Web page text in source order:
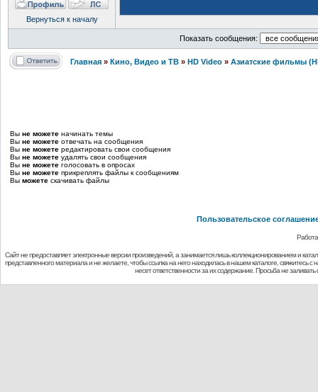
Вернуться к началу
Показать сообщения:
Главная » Кино, Видео и ТВ » HD Video » Азиатские фильмы
Вы не можете начинать темы
Вы не можете отвечать на сообщения
Вы не можете редактировать свои сообщения
Вы не можете удалять свои сообщения
Вы не можете голосовать в опросах
Вы не можете прикреплять файлы к сообщениям
Вы можете скачивать файлы
Пользовательское
Сайт не предоставляет электронные версии произведений, а занимается лишь коллекционированием и
представленного материала и не желаете, чтобы ссылка на него находилась в нашем каталоге,
несет ответственности за их содержание. Просьба не